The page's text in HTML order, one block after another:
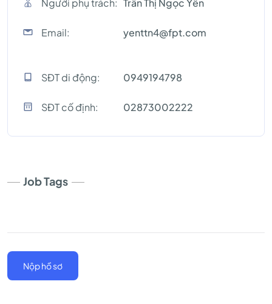
Người phụ trách: Trần Thị Ngọc Yến
Email: yenttn4@fpt.com
SĐT di động: 0949194798
SĐT cố định: 02873002222
Job Tags
Nộp hồ sơ